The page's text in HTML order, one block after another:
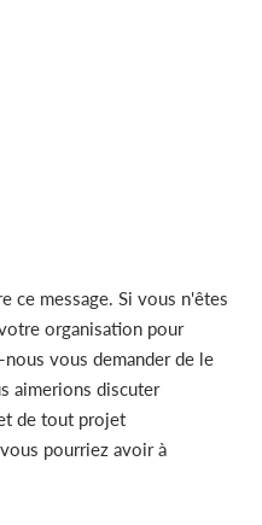
ce message. Si vous n'êtes
organisation pour
vous demander de le
aimerions discuter
de tout projet
pourriez avoir à